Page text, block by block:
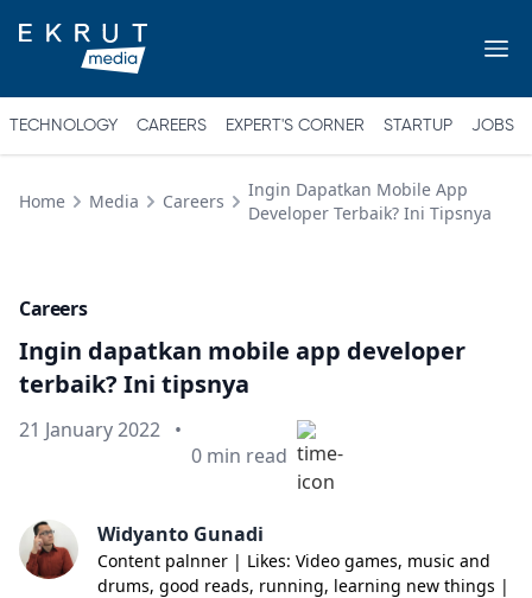
TECHNOLOGY CAREERS EXPERT'S CORNER STARTUP JOBS
Home Media Careers
Ingin Dapatkan Mobile App
Developer Terbaik? Ini Tipsnya
Careers
Ingin dapatkan mobile app developer
terbaik? Ini tipsnya
Published on
21 January 2022 •
Min read
0 min read
Widyanto Gunadi
Content palnner | Likes: Video games, music and
drums, good reads, running, learning new things |